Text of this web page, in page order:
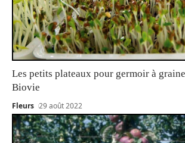
Les petits plateaux pour germoir à
Biovie
Fleurs 29 août 2022